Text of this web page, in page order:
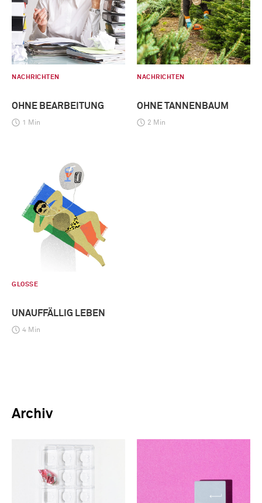
NACHRICHTEN
OHNE BEARBEITUNG
1 Min
NACHRICHTEN
OHNE TANNENBAUM
2 Min
GLOSSE
UNAUFFÄLLIG LEBEN
4 Min
Archiv